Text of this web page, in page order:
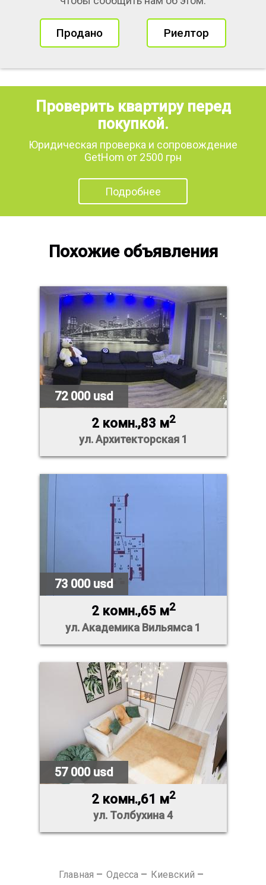
Продано Риелтор
Проверить квартиру перед
покупкой.
Юридическая проверка и сопровождение
GetHom от 2500 грн
Подробнее
Похожие объявления
72 000 usd
2 комн.,83 м2
ул. Архитекторская 1
73 000 usd
2 комн.,65 м2
ул. Академика Вильямса 1
57 000 usd
2 комн.,61 м2
ул. Толбухина 4
Главная Одесса
Киевский